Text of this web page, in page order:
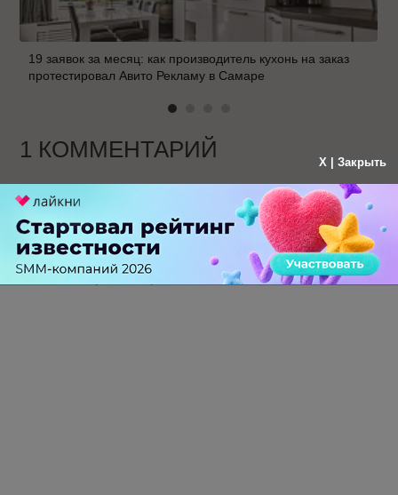
19 заявок за месяц: как производитель кухонь на заказ
протестировал Авито Рекламу в Самаре
1 КОММЕНТАРИЙ
антон олегович кульбачевский
больше года назад
разводи , разводи лохов!!! для дебилов эту
стряпню заряжяжаешь? они схавают.
X | Закрыть